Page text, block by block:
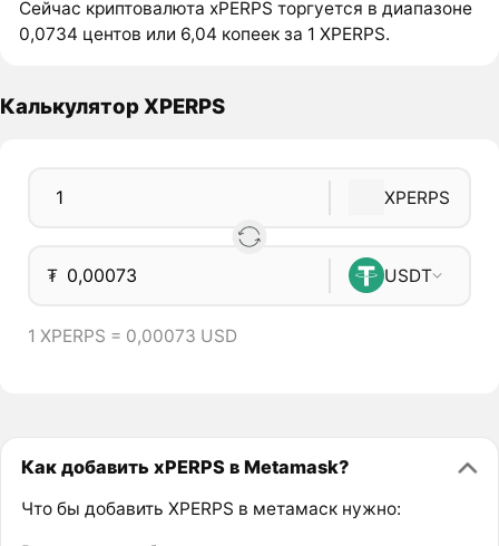
Сейчас криптовалюта xPERPS торгуется в диапазоне
0,0734 центов или 6,04 копеек за 1 XPERPS.
Калькулятор XPERPS
XPERPS
₮ USDT
1 XPERPS = 0,00073 USD
Как добавить xPERPS в Metamask?
Что бы добавить XPERPS в метамаск нужно: